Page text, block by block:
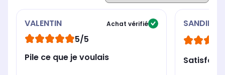
VALENTIN Achat vérifié
5/5
Pile ce que je voulais
SANDIE
Satisfait